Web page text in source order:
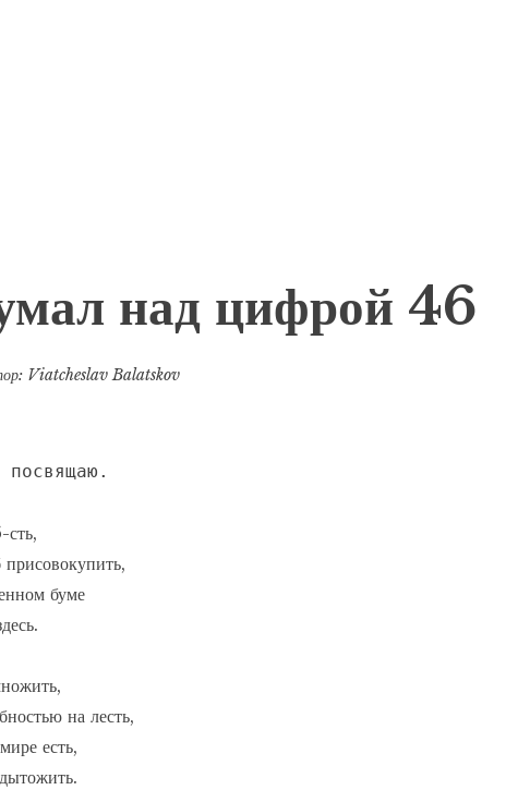
над цифрой 46
Viatcheslav Balatskov
буме
на лесть,
есть,